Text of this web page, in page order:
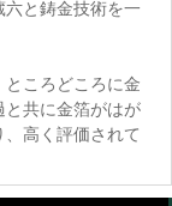
六と鋳金技術を一
ころどころに金
と共に金箔がはが
高く評価されて